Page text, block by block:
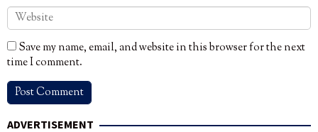
Save my name, email, and website in this browser for the next
time I comment.
ADVERTISEMENT